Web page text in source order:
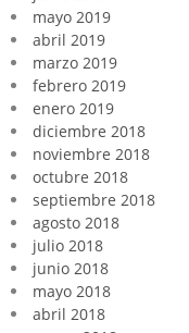
mayo 2019
abril 2019
marzo 2019
febrero 2019
enero 2019
diciembre 2018
noviembre 2018
octubre 2018
septiembre 2018
agosto 2018
julio 2018
junio 2018
mayo 2018
abril 2018